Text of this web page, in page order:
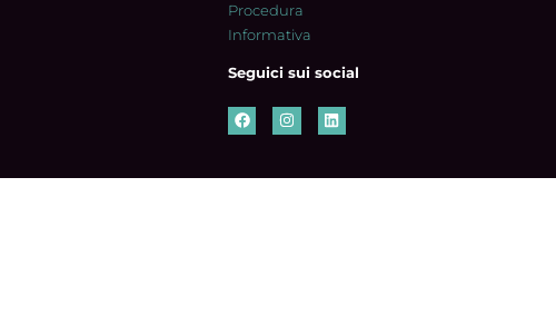
Procedura
Informativa
Seguici sui social